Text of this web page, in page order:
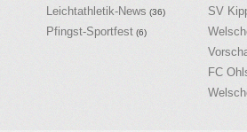
Leichtathletik-News (36)
Pfingst-Sportfest (6)
SV
FC